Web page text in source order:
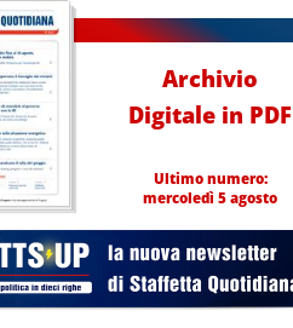
Archivio
Digitale in PDF
Ultimo numero:
mercoledì 5 agosto